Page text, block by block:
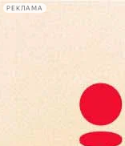
РЕКЛАМА
Сегодня:
2026.08.07
11:07